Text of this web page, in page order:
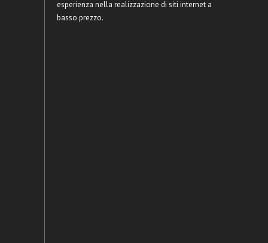
esperienza nella realizzazione di siti internet a
basso prezzo.